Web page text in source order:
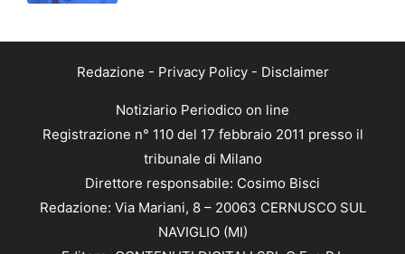
Redazione - Privacy Policy- Disclaimer
Notiziario Periodico on line
Registrazione n° 110 del 17 febbraio 2011 presso il
tribunale di Milano
Direttore responsabile: Cosimo Bisci
Redazione: Via Mariani, 8 – 20063 CERNUSCO SUL
NAVIGLIO (MI)